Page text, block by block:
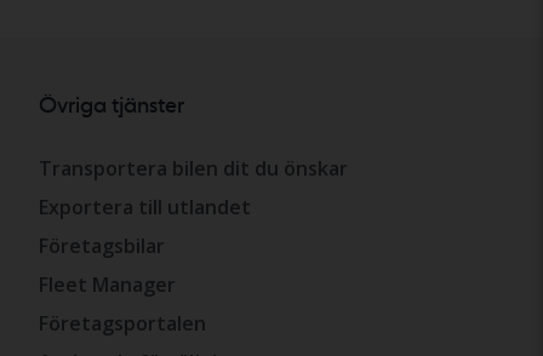
Övriga tjänster
Transportera bilen dit du önskar
Exportera till utlandet
Företagsbilar
Fleet Manager
Företagsportalen